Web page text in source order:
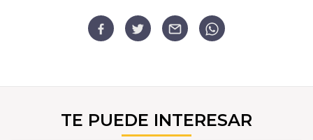
TE PUEDE INTERESAR